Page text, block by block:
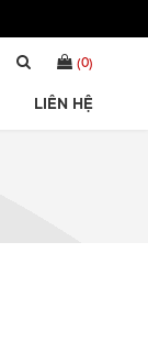
(0)
LIÊN HỆ